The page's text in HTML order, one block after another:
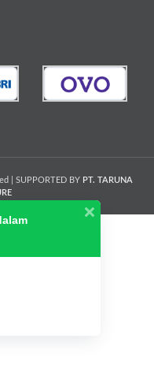
| SUPPORTED BY PT. TARUNA